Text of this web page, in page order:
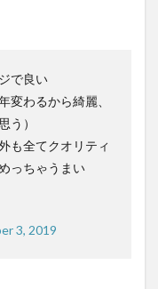
で良い
変わるから綺麗、
う）
も全てクオリティ
っちゃうまい
3, 2019